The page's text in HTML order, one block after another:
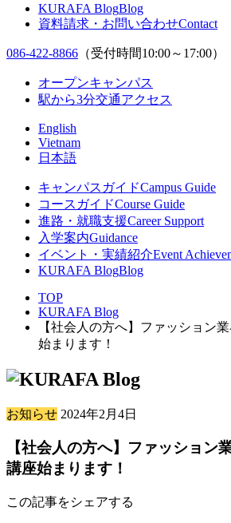
KURAFA BlogBlog
資料請求・お問い合わせContact
086-422-8866 （受付時間10:00～17:00）
オープンキャンパス
駅から3分交通アクセス
English
Vietnam
日本語
キャンパスガイドCampus Guide
コースガイドCourse Guide
進路・就職支援Career Support
入学案内Guidance
イベント・実績紹介Event
KURAFA BlogBlog
TOP
KURAFA Blog
【社会人の方へ】ファッション
始まります！
お知らせ 2024年2月4日
【社会人の方へ】ファッション
講座始まります！
この記事をシェアする